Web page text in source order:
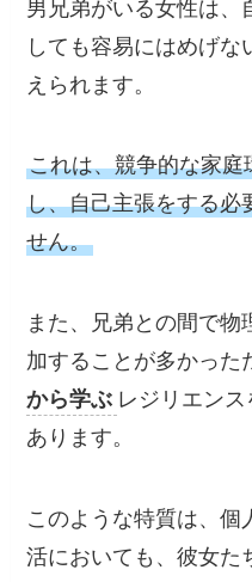
男兄弟がいる女性は、
しても容易にはめげ
えられます。
これは、競争的な家
し、自己主張をする必
せん。
また、兄弟との間で物
加することが多かった
から学ぶ レジリエン
あります。
このような特質は、個
活においても、彼女た